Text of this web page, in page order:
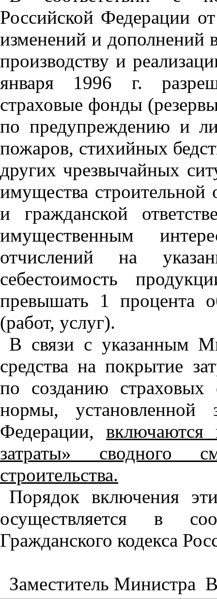
Российской Федерации
изменений и дополнений
производству и
января 1996 г.
страховые фонды
по предупреждению и
пожаров, стихийных
других чрезвычайных
имущества строительной
и гражданской
имущественным
отчислений на
себестоимость
превышать 1 процента
(работ, услуг).
В связи с указанным
средства на покрытие
по созданию страховых
нормы, установленной
Федерации,
затраты» сводного
строительства.
Порядок включения
осуществляется в
Гражданского кодекса
Заместитель Министра